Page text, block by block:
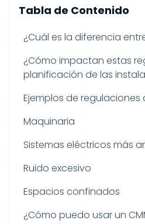
Tabla de Contenido
¿Cuál es la diferencia
¿Cómo impactan estas
planificación de las
Ejemplos de regulaciones
Maquinaria
Sistemas eléctricos más
Ruido excesivo
Espacios confinados
¿Cómo puedo usar un